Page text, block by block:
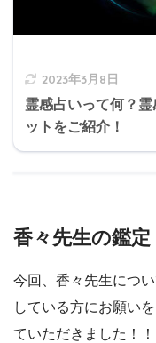
2023年3月8日
霊感占いって何？
ットをご紹介！
香々先生の鑑定
今回、香々先生につ
している方にお願い
ていただきました！！